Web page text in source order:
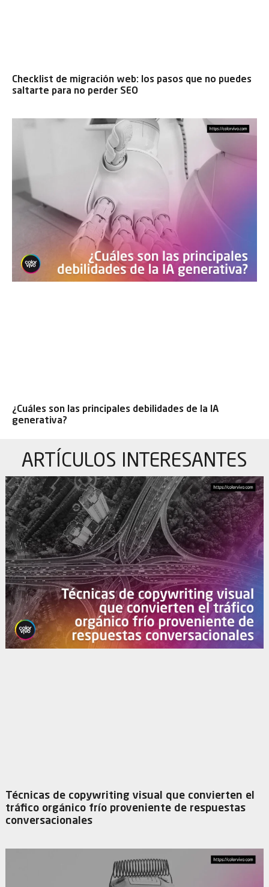
Checklist de migración web: los pasos que no puedes
saltarte para no perder SEO
¿Cuáles son las principales debilidades de la IA
generativa?
ARTÍCULOS INTERESANTES
Técnicas de copywriting visual que convierten el
tráfico orgánico frío proveniente de respuestas
conversacionales